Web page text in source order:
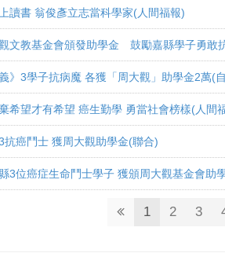
讀書 翁俊彥立志當科學家(人間福報)
文教基金會頒發助學金 鼓勵嘉縣學子勇敢
》3學子抗病魔 各獲「周大觀」助學金2萬(
希望才有希望 癌生勤學 勇當社會榜樣(人間
抗癌鬥士 獲周大觀助學金(聯合)
3位癌症生命鬥士學子 獲頒周大觀基金會助
1 2 3